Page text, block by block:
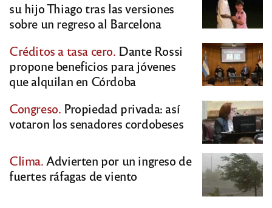
su hijo Thiago tras las versiones
sobre un regreso al Barcelona
Créditos a tasa cero. Dante Rossi
propone beneficios para jóvenes
que alquilan en Córdoba
Congreso. Propiedad privada: así
votaron los senadores cordobeses
Clima. Advierten por un ingreso de
fuertes ráfagas de viento